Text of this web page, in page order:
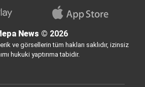
News © 2026
ve görsellerin tüm hakları saklıdır, izinsiz
hukuki yaptırıma tabidir.